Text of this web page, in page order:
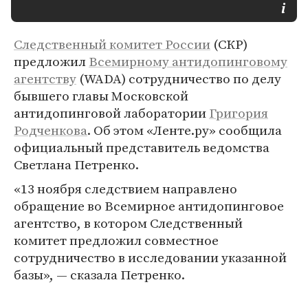
Следственный комитет России (СКР)
предложилВсемирному антидопинговому
агентству (WADA) сотрудничество по делу
бывшего главы Московской
антидопинговой лабораторииГригория
Родченкова. Об этом «Ленте.ру» сообщила
официальный представитель ведомства
Светлана Петренко.
«13 ноября следствием направлено
обращение во Всемирное антидопинговое
агентство, в котором Следственный
комитет предложил совместное
сотрудничество в исследовании указанной
базы», — сказала Петренко.